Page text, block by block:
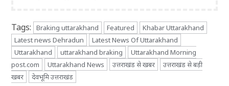
Tags: Braking uttarakhand Featured
Khabar Uttarakhand
Latest news Dehradun
Latest News Of Uttarakhand
Uttarakhand
uttarakhand braking
Uttarakhand Morning
post.com
Uttarakhand News उत्तराखंड से खबर
उत्तराखंड से बड़ी
खबर
देवभूमि उत्तराखंड